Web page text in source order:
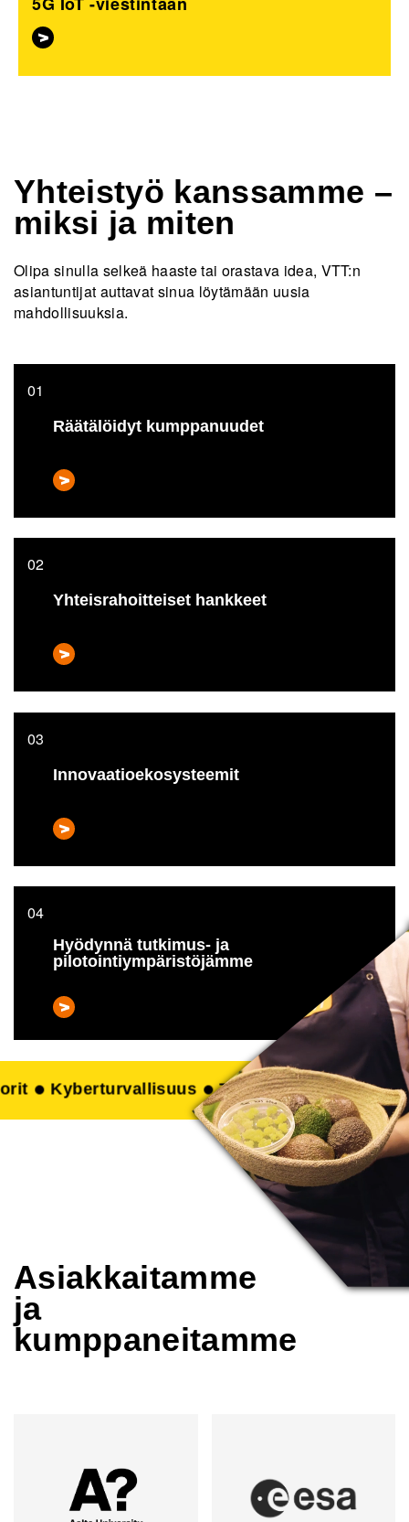
Yhteistyö kanssamme –
miksi ja miten
Olipa sinulla selkeä haaste tai orastava idea, VTT:n
asiantuntijat auttavat sinua löytämään uusia
mahdollisuuksia.
Räätälöidyt kumppanuudet
Yhteisrahoitteiset hankkeet
Innovaatioekosysteemit
Hyödynnä tutkimus- ja
pilotointiympäristöjämme
Painettu elektroniikka
Asiakkaitamme
ja
kumppaneitamme